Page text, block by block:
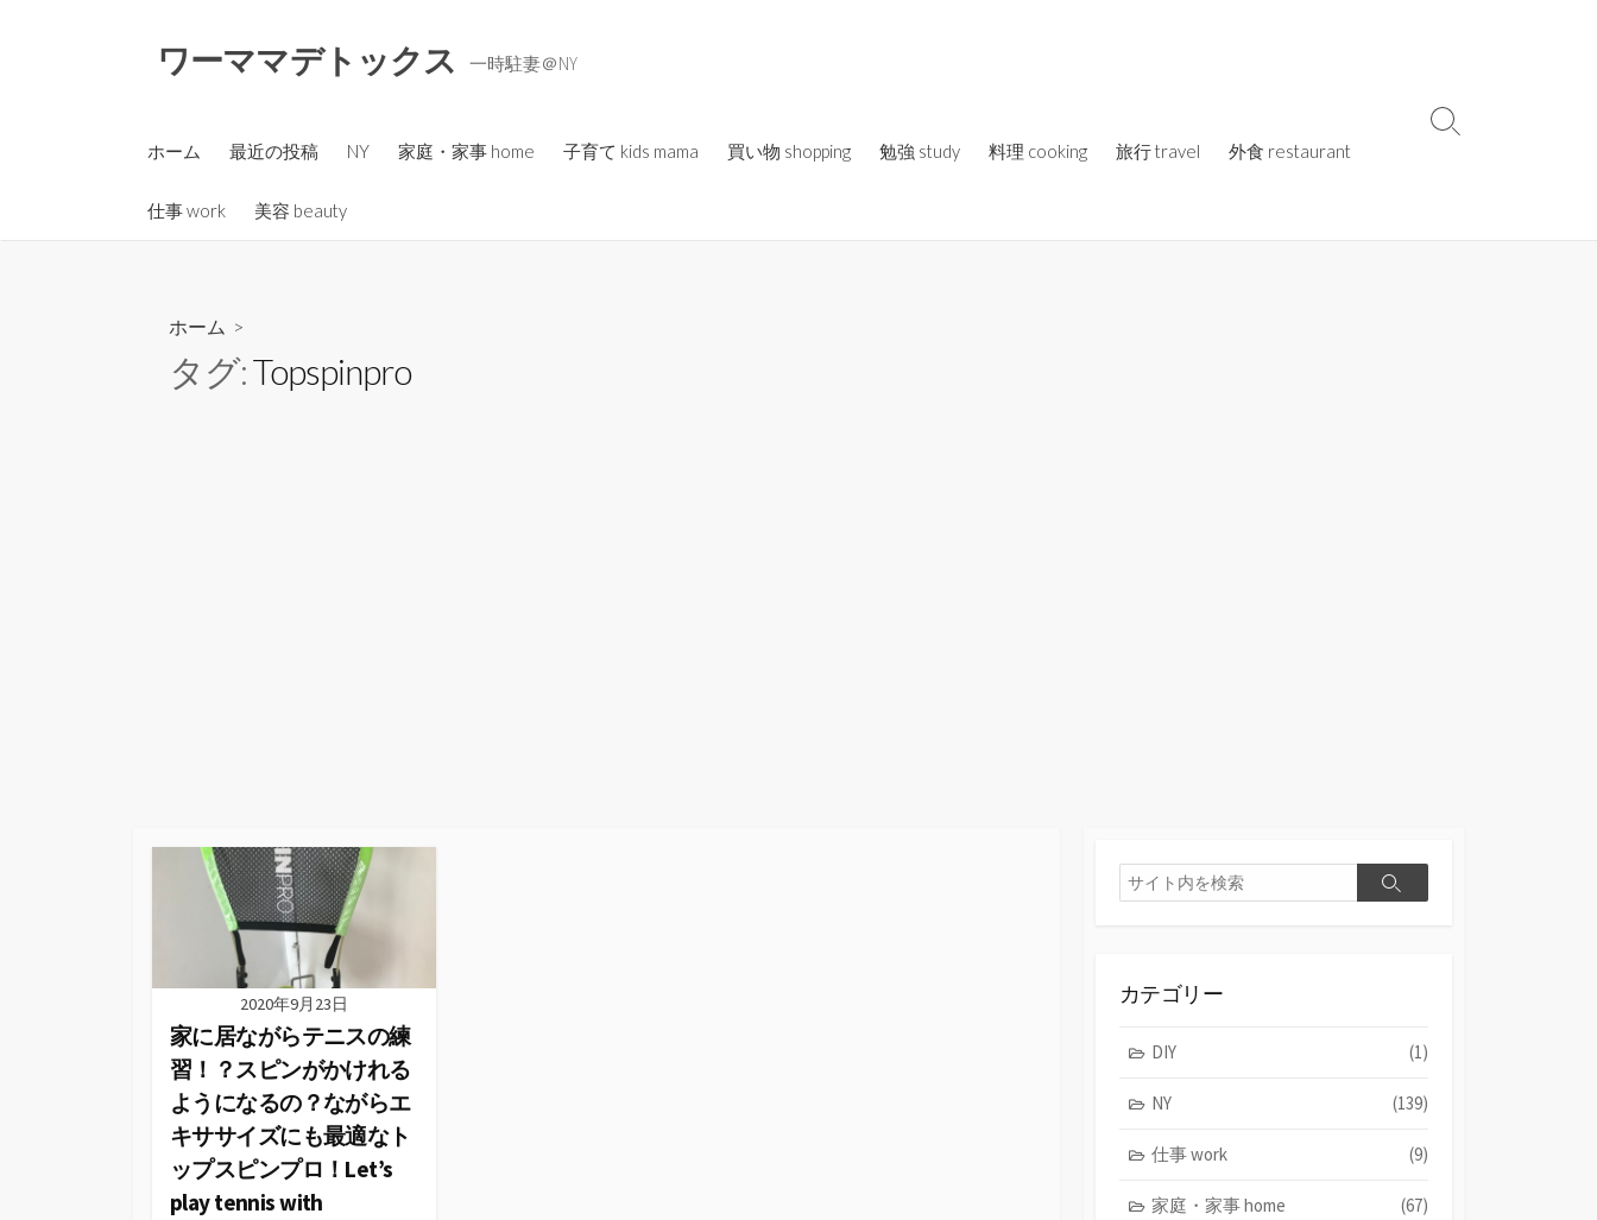
ワーママデトックス 一時駐妻＠NY
ホーム 最近の投稿 NY 家庭・家事 home 子育て kids mama 買い物 shopping 勉強 study 料理 cooking 旅行 travel 外食 restaurant
仕事 work 美容 beauty
検
ホーム >
タグ:Topspinpro
2020年9月23日
家に居ながらテニスの練
習！？スピンがかけれる
ようになるの？ながらエ
キササイズにも最適なト
ップスピンプロ！Let’s
play tennis with
検
索
検
カテゴリー
DIY (1)
NY (139)
仕事 work (9)
家庭・家事 home (67)